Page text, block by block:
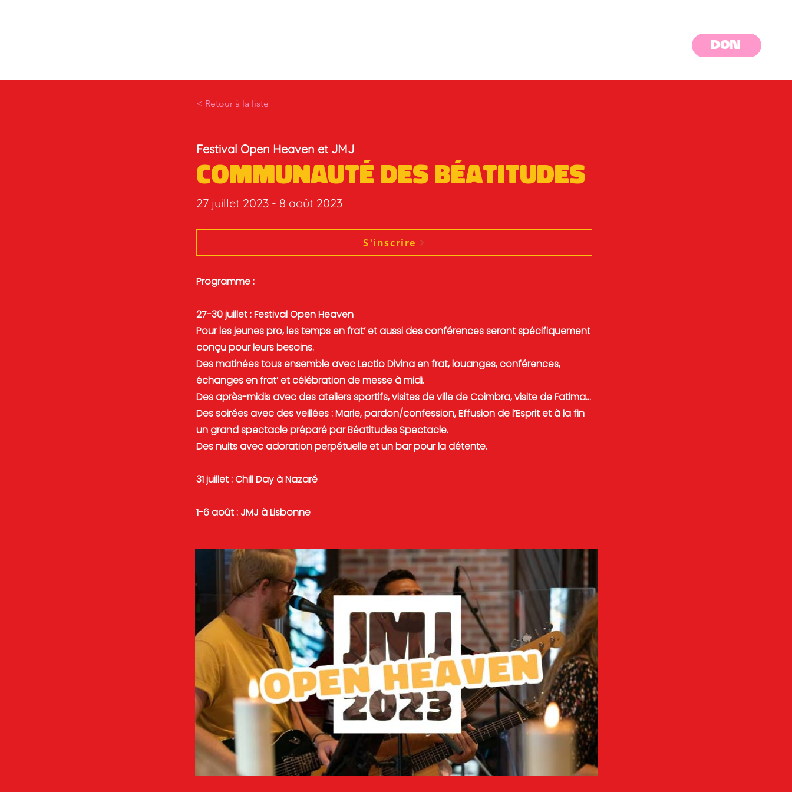
DON
< Retour à la liste
Festival Open Heaven et JMJ
Communauté des Béatitudes
27 juillet 2023 - 8 août 2023
S'inscrire
Programme :
27-30 juillet : Festival Open Heaven
Pour les jeunes pro, les temps en frat’ et aussi des conférences seront spécifiquement
conçu pour leurs besoins.
Des matinées tous ensemble avec Lectio Divina en frat, louanges, conférences,
échanges en frat’ et célébration de messe à midi.
Des après-midis avec des ateliers sportifs, visites de ville de Coimbra, visite de Fatima…
Des soirées avec des veillées : Marie, pardon/confession, Effusion de l’Esprit et à la fin
un grand spectacle préparé par Béatitudes Spectacle.
Des nuits avec adoration perpétuelle et un bar pour la détente.
31 juillet : Chill Day à Nazaré
1-6 août : JMJ à Lisbonne